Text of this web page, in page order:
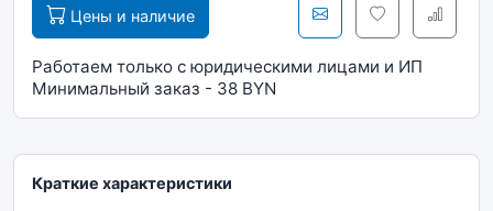
Цены и наличие
Работаем только с юридическими лицами и ИП
Минимальный заказ - 38 BYN
Краткие характеристики